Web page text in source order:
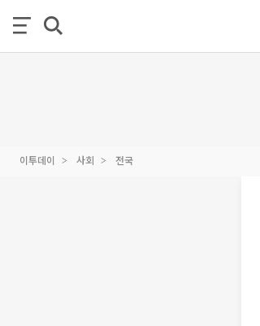
이투데이 사회 전국